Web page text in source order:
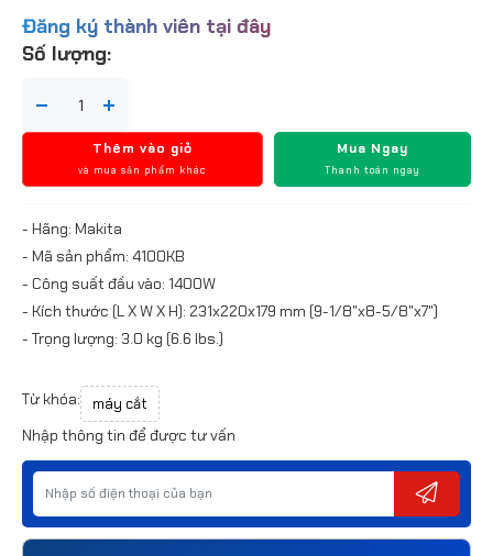
Đăng ký thành viên tại đây
Số lượng:
Thêm vào giỏ
và mua sản phẩm khác
Mua Ngay
Thanh toán ngay
- Hãng: Makita
- Mã sản phẩm: 4100KB
- Công suất đầu vào: 1400W
- Kích thước (L X W X H): 231x220x179 mm (9-1/8"x8-5/8"x7")
- Trọng lượng: 3.0 kg (6.6 lbs.)
Từ khóa: máy cắt
Nhập thông tin để được tư vấn